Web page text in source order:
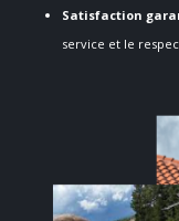
Satisfaction
service et le